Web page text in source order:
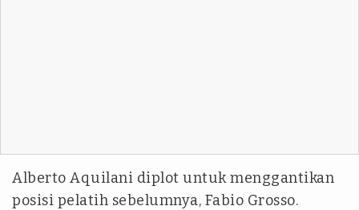
Alberto Aquilani diplot untuk menggantikan
posisi pelatih sebelumnya, Fabio Grosso.